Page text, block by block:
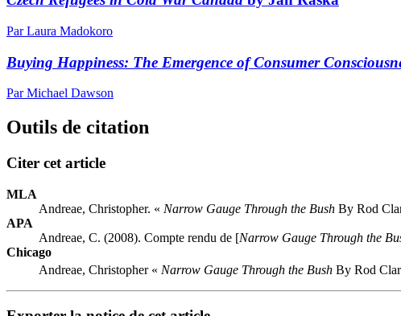
Par Laura Madokoro
Buying Happiness: The Emergence of Consumer
Par Michael Dawson
Outils de citation
Citer cet article
MLA
Andreae, Christopher. « Narrow Gauge Through the Bush By Rod
APA
Andreae, C. (2008). Compte rendu de [Narrow Gauge Through the
Chicago
Andreae, Christopher « Narrow Gauge Through the Bush By Rod